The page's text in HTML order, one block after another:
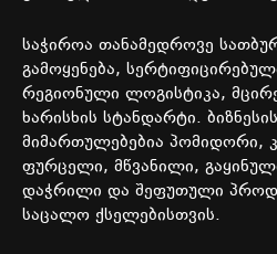
საჭიროა თანამედროვე
გამოყენება,
რეგიონული ლოგისტიკა,
ხარისხის სტანდარტი.
მიმართულებებია პომიდორი,
ფურცელი, მწვანილი,
დაჭრილი და შეფუთული
საცალო ქსელებისთვის.